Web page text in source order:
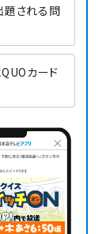
される問
カード